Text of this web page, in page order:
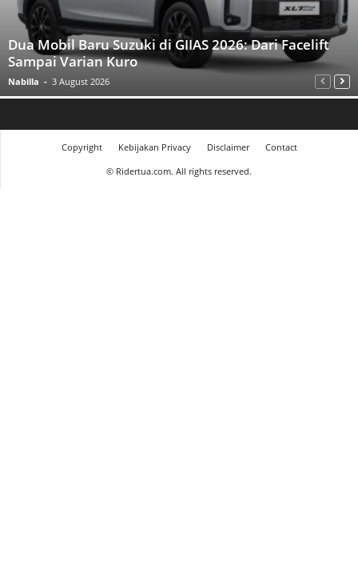
Dua Mobil Baru Suzuki di GIIAS 2026: Dari Facelift
Sampai Varian Kuro
Nabilla - 3 August 2026
Copyright Kebijakan Privacy Disclaimer
Contact
© Ridertua.com. All rights reserved.